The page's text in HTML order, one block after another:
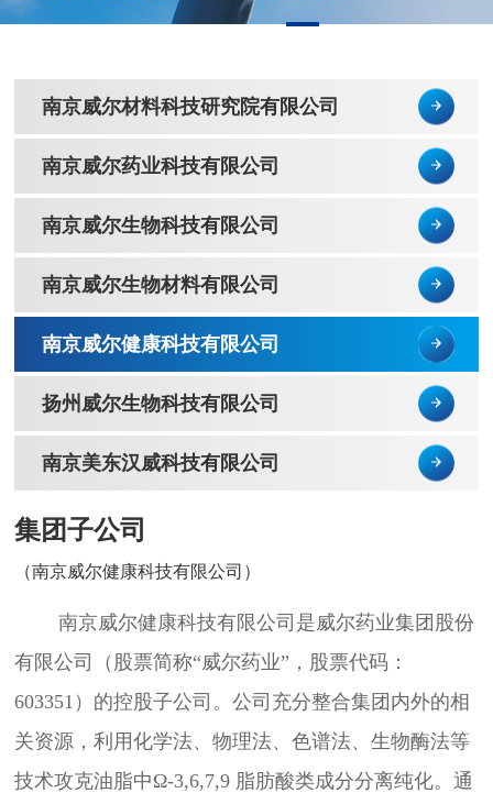
南京威尔材料科技研究院有限公司
南京威尔药业科技有限公司
南京威尔生物科技有限公司
南京威尔生物材料有限公司
南京威尔健康科技有限公司
扬州威尔生物科技有限公司
南京美东汉威科技有限公司
集团子公司
（南京威尔健康科技有限公司）
南京威尔健康科技有限公司是威尔药业集团股份
有限公司（股票简称“威尔药业”，股票代码：
603351）的控股子公司。公司充分整合集团内外的相
关资源，利用化学法、物理法、色谱法、生物酶法等
技术攻克油脂中Ω-3,6,7,9 脂肪酸类成分分离纯化。通